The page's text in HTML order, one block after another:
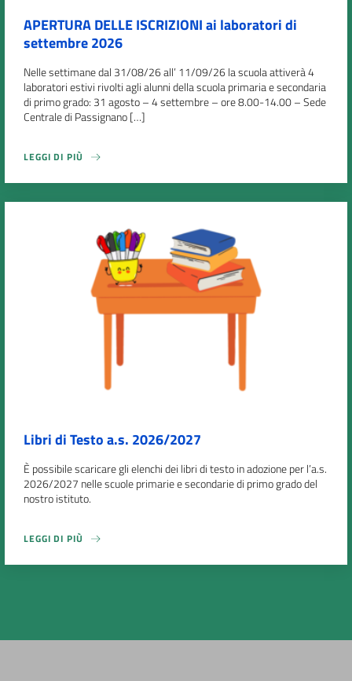
APERTURA DELLE ISCRIZIONI ai laboratori di
settembre 2026
Nelle settimane dal 31/08/26 all’ 11/09/26 la scuola attiverà 4
laboratori estivi rivolti agli alunni della scuola primaria e secondaria
di primo grado: 31 agosto – 4 settembre – ore 8.00-14.00 – Sede
Centrale di Passignano […]
LEGGI DI PIÙ
Libri di Testo a.s. 2026/2027
È possibile scaricare gli elenchi dei libri di testo in adozione per l’a.s.
2026/2027 nelle scuole primarie e secondarie di primo grado del
nostro istituto.
LEGGI DI PIÙ